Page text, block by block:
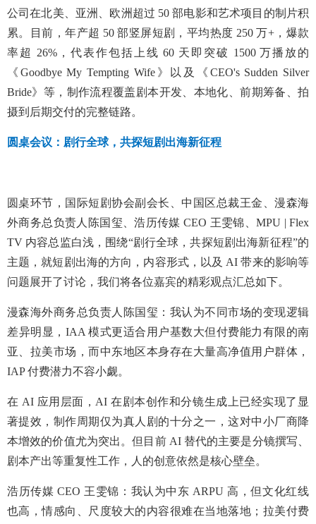
公司在北美、亚洲、欧洲超过 50 部电影和艺术项目的制片积
累。目前，年产超 50 部竖屏短剧，平均热度 250 万+，爆款
率超 26%，代表作包括上线 60 天即突破 1500 万播放的
《Goodbye My Tempting Wife》以及《CEO's Sudden Silver
Bride》等，制作流程覆盖剧本开发、本地化、前期筹备、拍
摄到后期交付的完整链路。
圆桌会议： 剧行全球，共探短剧出海新征程
圆桌环节，国际短剧协会副会长、中国区总裁王金、漫森海
外商务总负责人陈国玺、浩历传媒 CEO 王雯锦、MPU | Flex
TV 内容总监白浅，围绕“剧行全球，共探短剧出海新征程”的
主题，就短剧出海的方向，内容形式，以及 AI 带来的影响等
问题展开了讨论，我们将各位嘉宾的精彩观点汇总如下。
漫森海外商务总负责人陈国玺：我认为不同市场的变现逻辑
差异明显，IAA 模式更适合用户基数大但付费能力有限的南
亚、拉美市场，而中东地区本身存在大量高净值用户群体，
IAP 付费潜力不容小觑。
在 AI 应用层面，AI 在剧本创作和分镜生成上已经实现了显
著提效，制作周期仅为真人剧的十分之一，这对中小厂商降
本增效的价值尤为突出。但目前 AI 替代的主要是分镜撰写、
剧本产出等重复性工作，人的创意依然是核心壁垒。
浩历传媒 CEO 王雯锦：我认为中东 ARPU 高，但文化红线
也高，情感向、尺度较大的内容很难在当地落地；拉美付费